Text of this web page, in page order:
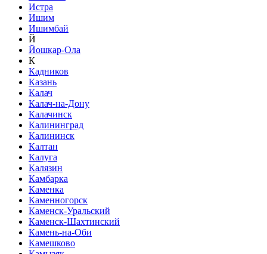
Истра
Ишим
Ишимбай
Й
Йошкар-Ола
К
Кадников
Казань
Калач
Калач-на-Дону
Калачинск
Калининград
Калининск
Калтан
Калуга
Калязин
Камбарка
Каменка
Каменногорск
Каменск-Уральский
Каменск-Шахтинский
Камень-на-Оби
Камешково